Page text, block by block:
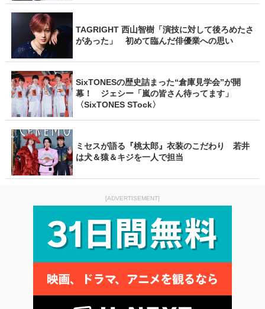
TAGRIGHT 西山智樹「演技に対して後ろめたさ
があった」 初めて臨んだ俳優業への思い
SixTONESの歴史詰まった“倉庫見学会”が開
幕！ ジェシー「嵐の皆さん待ってます」
〈SixTONES STock〉
ミセスが語る『桃太郎』衣装のこだわり 若井
は犬＆猿＆キジを一人で担当
[ADVERTISEMENT]